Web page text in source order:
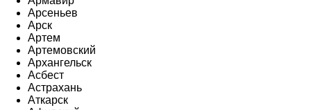
Арсеньев
Арск
Артем
Артемовский
Архангельск
Асбест
Астрахань
Аткарск